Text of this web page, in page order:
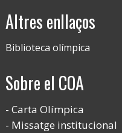
Altres enllaços
Biblioteca olímpica
Sobre el COA
Carta Olímpica
Missatge institucional